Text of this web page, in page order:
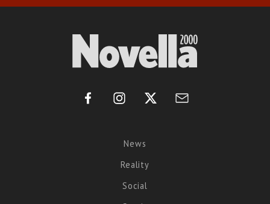
News
Reality
Social